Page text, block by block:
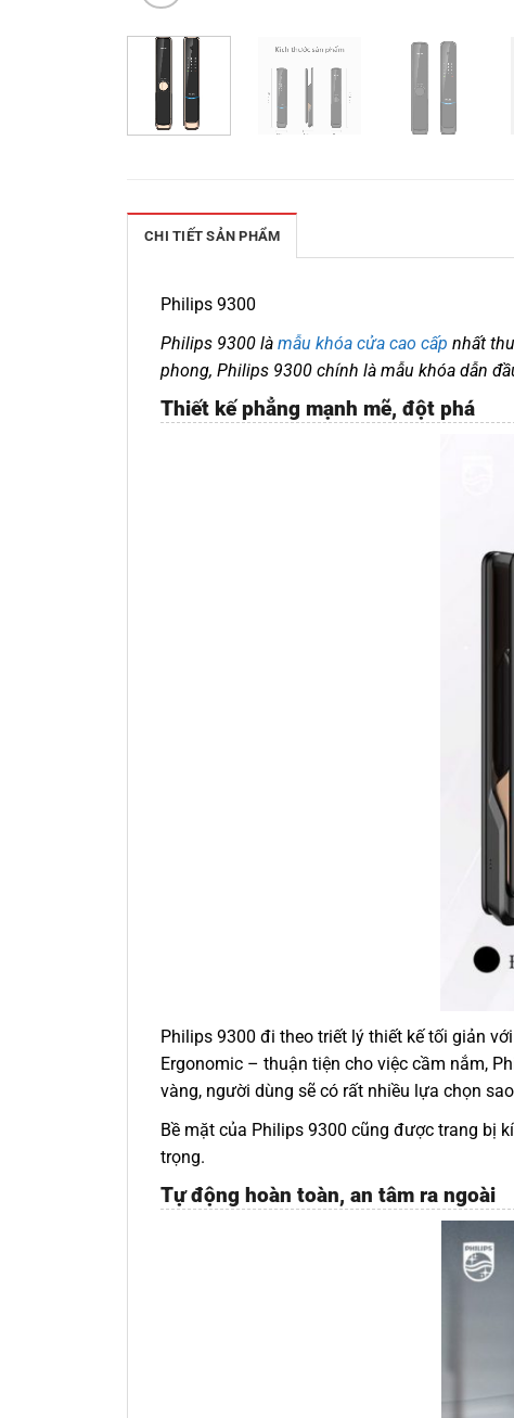
CHI TIẾT SẢN PHẨM
Philips 9300
Philips 9300 là mẫu khóa cửa cao cấp nhất
phong, Philips 9300 chính là mẫu khóa dẫn
Thiết kế phẳng mạnh mẽ, đột phá
Philips 9300 đi theo triết lý thiết kế tối giản
Ergonomic – thuận tiện cho việc cầm nắm,
vàng, người dùng sẽ có rất nhiều lựa chọn
Bề mặt của Philips 9300 cũng được trang bị
trọng.
Tự động hoàn toàn, an tâm ra ngoài